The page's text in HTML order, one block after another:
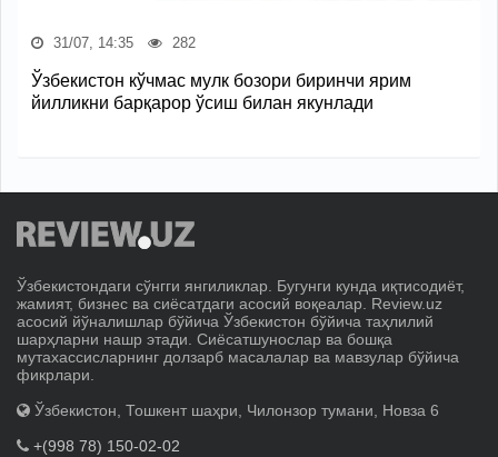
31/07, 14:35 282
Ўзбекистон кўчмас мулк бозори биринчи ярим
йилликни барқарор ўсиш билан якунлади
Ўзбекистондаги сўнгги янгиликлар. Бугунги кунда иқтисодиёт,
жамият, бизнес ва сиёсатдаги асосий воқеалар. Review.uz
асосий йўналишлар бўйича Ўзбекистон бўйича таҳлилий
шарҳларни нашр этади. Сиёсатшунослар ва бошқа
мутахассисларнинг долзарб масалалар ва мавзулар бўйича
фикрлари.
Ўзбекистон, Тошкент шаҳри, Чилонзор тумани, Новза 6
+(998 78) 150-02-02